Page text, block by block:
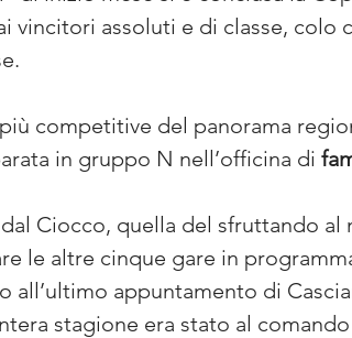
vincitori assoluti e di classe, colo
competitive del panorama
in gruppo N nell’officina di
Ciocco, quella del sfruttando
le altre cinque gare in
all’ultimo appuntamento di
stagione era stato al